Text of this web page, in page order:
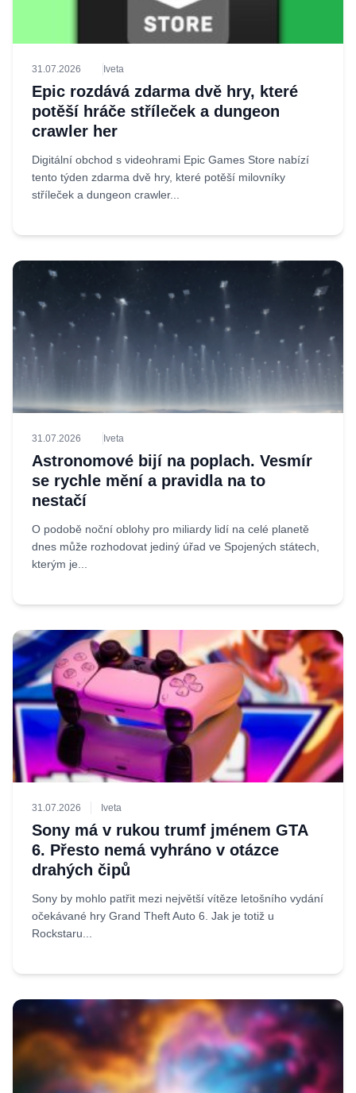
31.07.2026 Iveta
Epic rozdává zdarma dvě hry, které
potěší hráče stříleček a dungeon
crawler her
Digitální obchod s videohrami Epic Games Store nabízí
tento týden zdarma dvě hry, které potěší milovníky
stříleček a dungeon crawler...
31.07.2026 Iveta
Astronomové bijí na poplach. Vesmír
se rychle mění a pravidla na to
nestačí
O podobě noční oblohy pro miliardy lidí na celé planetě
dnes může rozhodovat jediný úřad ve Spojených státech,
kterým je...
31.07.2026 Iveta
Sony má v rukou trumf jménem GTA
6. Přesto nemá vyhráno v otázce
drahých čipů
Sony by mohlo patřit mezi největší vítěze letošního vydání
očekávané hry Grand Theft Auto 6. Jak je totiž u
Rockstaru...